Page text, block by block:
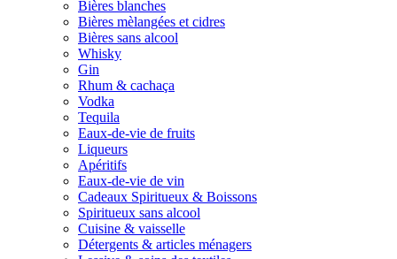
Bières blanches
Bières mèlangées et cidres
Bières sans alcool
Whisky
Gin
Rhum & cachaça
Vodka
Tequila
Eaux-de-vie de fruits
Liqueurs
Apéritifs
Eaux-de-vie de vin
Cadeaux Spiritueux & Boissons
Spiritueux sans alcool
Cuisine & vaisselle
Détergents & articles ménagers